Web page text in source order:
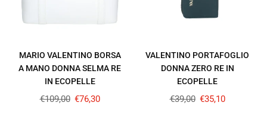
MARIO VALENTINO BORSA
A MANO DONNA SELMA RE
IN ECOPELLE
Prezzo
€109,00 €76,30
VALENTINO PORTAFOGLIO
DONNA ZERO RE IN
ECOPELLE
Prezzo
€39,00 €35,10